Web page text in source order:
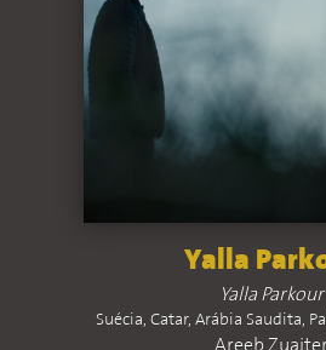
Yalla
Yalla Parkour
Suécia, Catar, Arábia Saudita,
Areeb